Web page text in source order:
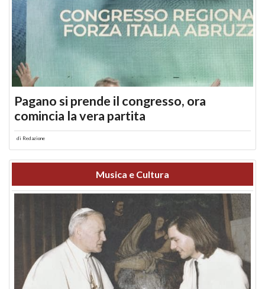
Pagano si prende il congresso, ora
comincia la vera partita
di Redazione
Musica e Cultura